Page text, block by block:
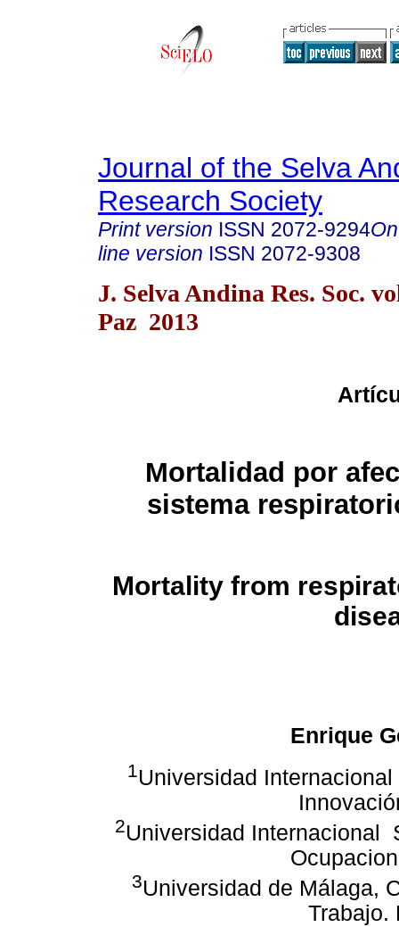
Journal of the Selva
Research Society
Print version ISSN 2072-9294
line version ISSN 2072-9308
J. Selva Andina Res. Soc.
Paz 2013
Mortalidad por
sistema
Mortality from
Enrique
1Universidad
2Universidad Internacional
3Universidad de Málaga,
Trabajo.